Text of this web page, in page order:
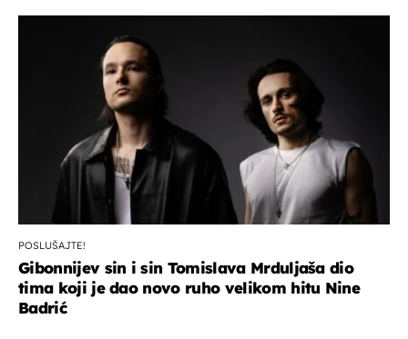
POSLUŠAJTE!
Gibonnijev sin i sin Tomislava Mrduljaša dio
tima koji je dao novo ruho velikom hitu Nine
Badrić